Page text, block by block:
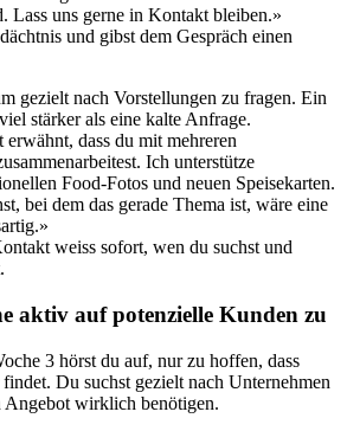
Lass uns gerne in Kontakt bleiben.»
und gibst dem Gespräch einen
gezielt nach Vorstellungen zu fragen. Ein
stärker als eine kalte Anfrage.
dass du mit mehreren
Ich unterstütze
Food-Fotos und neuen Speisekarten.
bei dem das gerade Thema ist, wäre eine
weiss sofort, wen du suchst und
aktiv auf potenzielle Kunden zu
3 hörst du auf, nur zu hoffen, dass
Du suchst gezielt nach Unternehmen
Angebot wirklich benötigen.